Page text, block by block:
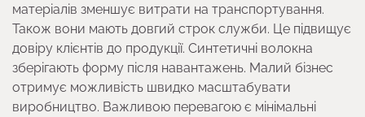
матеріалів зменшує витрати на транспортування.
Також вони мають довгий строк служби. Це підвищує
довіру клієнтів до продукції. Синтетичні волокна
зберігають форму після навантажень. Малий бізнес
отримує можливість швидко масштабувати
виробництво. Важливою перевагою є мінімальні